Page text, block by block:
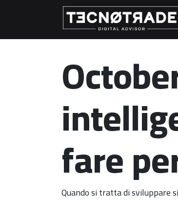
fare
Quando si tratta di sviluppare